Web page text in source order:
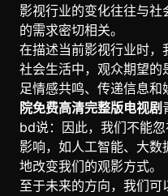
影视行业的变化往往与
的需求密切相关。
在描述当前影视行业时，
社会生活中，观众期望
足情感共鸣、传递信息和
院免费高清完整版电视剧
bd说：因此，我们不能
影响，如人工智能、大
地改变我们的观影方式。
至于未来的方向，我们